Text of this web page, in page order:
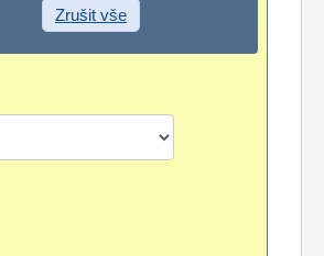
Zrušit vše